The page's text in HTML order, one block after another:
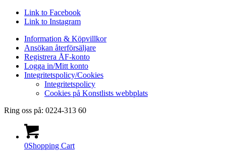
Link to Facebook
Link to Instagram
Information & Köpvillkor
Ansökan återförsäljare
Registrera ÅF-konto
Logga in/Mitt konto
Integritetspolicy/Cookies
Integritetspolicy
Cookies på Konstlists webbplats
Ring oss på: 0224-313 60
0Shopping Cart